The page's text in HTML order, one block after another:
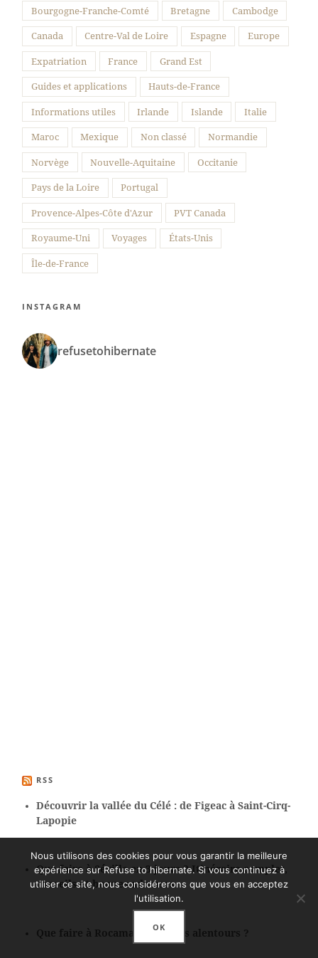
Bourgogne-Franche-Comté Bretagne Cambodge
Canada Centre-Val de Loire Espagne Europe
Expatriation France Grand Est
Guides et applications Hauts-de-France
Informations utiles Irlande Islande Italie
Maroc Mexique Non classé Normandie
Norvège Nouvelle-Aquitaine Occitanie
Pays de la Loire Portugal
Provence-Alpes-Côte d'Azur PVT Canada
Royaume-Uni Voyages États-Unis
Île-de-France
INSTAGRAM
refusetohibernate
RSS
Découvrir la vallée du Célé : de Figeac à Saint-Cirq-
Lapopie
Que faire à Séville en 3 jours ? Itinéraire complet,
conseils et bonnes adresses
Que faire à Rocamadour et ses alentours ?
Nous utilisons des cookies pour vous garantir la meilleure
expérience sur Refuse to hibernate. Si vous continuez à
utiliser ce site, nous considérerons que vous en acceptez
l'utilisation.
OK